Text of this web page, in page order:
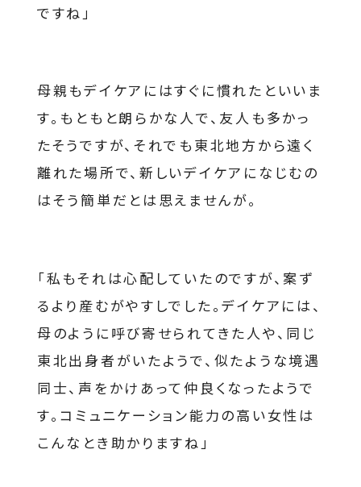
ですね」
母親もデイケアにはすぐに慣れたといいま
す。もともと朗らかな人で、友人も多かっ
たそうですが、それでも東北地方から遠く
離れた場所で、新しいデイケアになじむの
はそう簡単だとは思えませんが。
「私もそれは心配していたのですが、案ず
るより産むがやすしでした。デイケアには、
母のように呼び寄せられてきた人や、同じ
東北出身者がいたようで、似たような境遇
同士、声をかけあって仲良くなったようで
す。コミュニケーション能力の高い女性は
こんなとき助かりますね」